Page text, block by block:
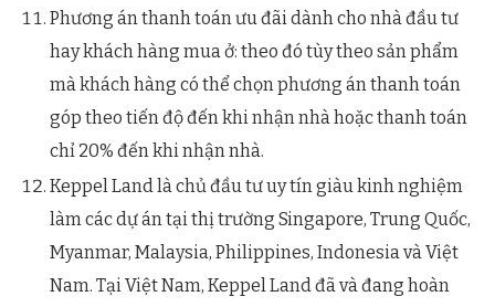
Phương án thanh toán ưu đãi dành cho nhà đầu tư
hay khách hàng mua ở: theo đó tùy theo sản phẩm
mà khách hàng có thể chọn phương án thanh toán
góp theo tiến độ đến khi nhận nhà hoặc thanh toán
chỉ 20% đến khi nhận nhà.
Keppel Land là chủ đầu tư uy tín giàu kinh nghiệm
làm các dự án tại thị trường Singapore, Trung Quốc,
Myanmar, Malaysia, Philippines, Indonesia và Việt
Nam. Tại Việt Nam, Keppel Land đã và đang hoàn